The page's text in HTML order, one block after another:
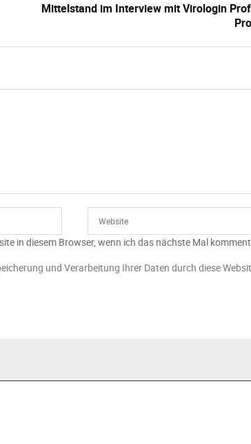
Mittelstand im Interview mit Virologin
in diesem Browser, wenn ich das nächste Mal
und Verarbeitung Ihrer Daten durch diese